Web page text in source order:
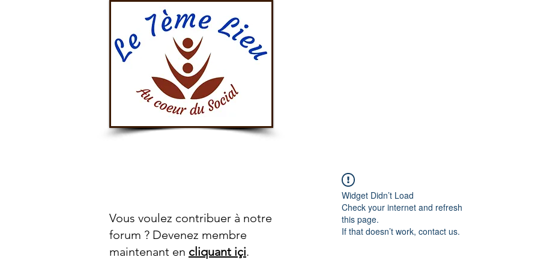
Au service des
Widget Didn’t Load
Check your internet and refresh
this page.
If that doesn’t work, contact us.
Vous voulez contribuer à notre
forum ? Devenez membre
maintenant en cliquant içi.